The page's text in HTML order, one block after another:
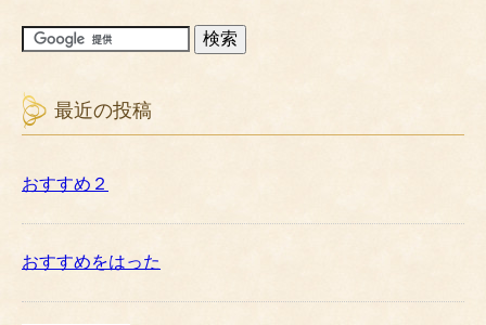
最近の投稿
おすすめ２
おすすめをはった